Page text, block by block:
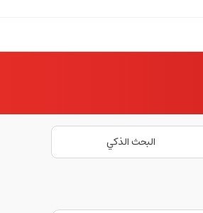
البحث الذكي